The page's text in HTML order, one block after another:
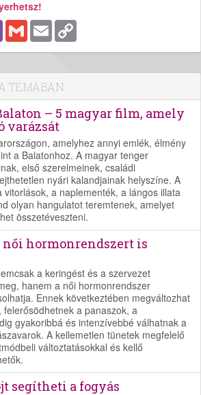
Viber Gmail Email
TÉMÁBAN
– 5 magyar film, amely
varázsát
amelyhez annyi emlék, élmény
a Balatonhoz. A magyar tenger
első szerelmeinek, családi
nyári kalandjainak helyszíne. A
a naplementék, a lángos illata
olyan hangulatot teremtenek, amelyet
összetéveszteni.
női hormonrendszert is
a keringést és a szervezet
hanem a női hormonrendszer
Ennek következtében megváltozhat
a panaszok, a
gyakoribbá és intenzívebbé válhatnak a
A kellemetlen tünetek megfelelő
változtatásokkal és kellő
segítheti a fogyás